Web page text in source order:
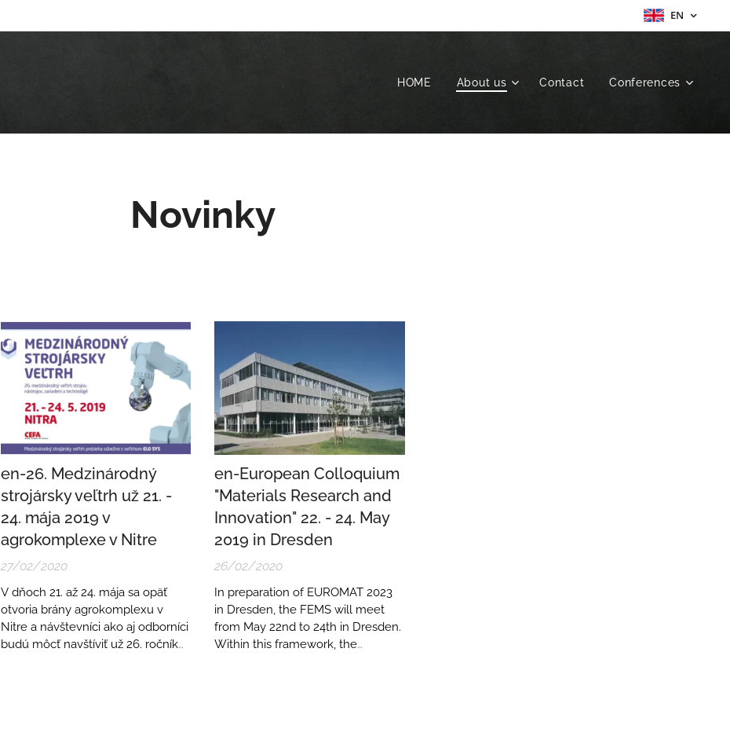
EN
HOME About us Contact Conferences
Novinky
en-26. Medzinárodný
strojársky veľtrh už 21. -
24. mája 2019 v
agrokomplexe v Nitre
27/02/2020
V dňoch 21. až 24. mája sa opäť
otvoria brány agrokomplexu v
Nitre a návštevníci ako aj odborníci
budú môcť navštíviť už 26. ročník
en-European Colloquium
"Materials Research and
Innovation" 22. - 24. May
2019 in Dresden
26/02/2020
In preparation of EUROMAT 2023
in Dresden, the FEMS will meet
from May 22nd to 24th in Dresden.
Within this framework, the